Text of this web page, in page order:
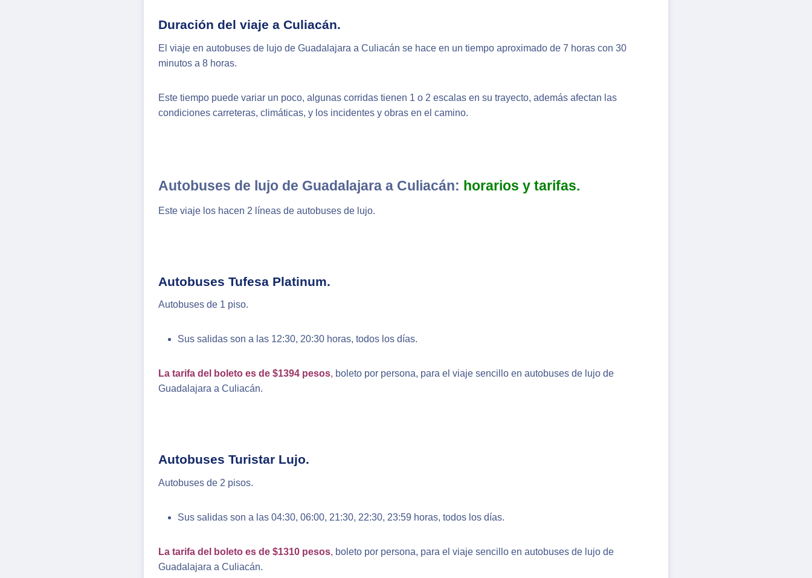
Duración del viaje a Culiacán.
El viaje en autobuses de lujo de Guadalajara a Culiacán se hace en un tiempo aproximado de 7 horas con 30
minutos a 8 horas.
Este tiempo puede variar un poco, algunas corridas tienen 1 o 2 escalas en su trayecto, además afectan las
condiciones carreteras, climáticas, y los incidentes y obras en el camino.
Autobuses de lujo de Guadalajara a Culiacán: horarios y tarifas.
Este viaje los hacen 2 líneas de autobuses de lujo.
Autobuses Tufesa Platinum.
Autobuses de 1 piso.
Sus salidas son a las 12:30, 20:30 horas, todos los días.
La tarifa del boleto es de $1394 pesos, boleto por persona, para el viaje sencillo en autobuses de lujo de
Guadalajara a Culiacán.
Autobuses Turistar Lujo.
Autobuses de 2 pisos.
Sus salidas son a las 04:30, 06:00, 21:30, 22:30, 23:59 horas, todos los días.
La tarifa del boleto es de $1310 pesos, boleto por persona, para el viaje sencillo en autobuses de lujo de
Guadalajara a Culiacán.